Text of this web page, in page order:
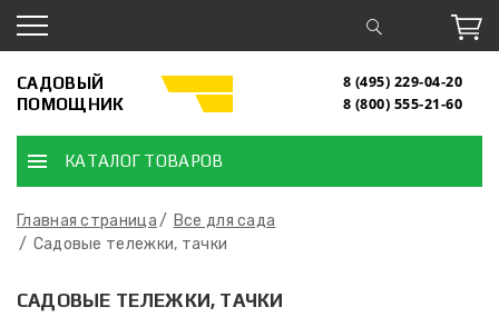
САДОВЫЙ
ПОМОЩНИК
8 (495) 229-04-20
8 (800) 555-21-60
КАТАЛОГ ТОВАРОВ
Главная страница
Все для сада
Садовые тележки, тачки
САДОВЫЕ ТЕЛЕЖКИ, ТАЧКИ